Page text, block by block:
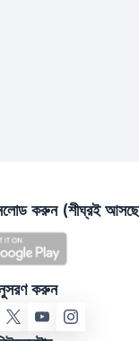
করুন (শীঘ্রই
করুন